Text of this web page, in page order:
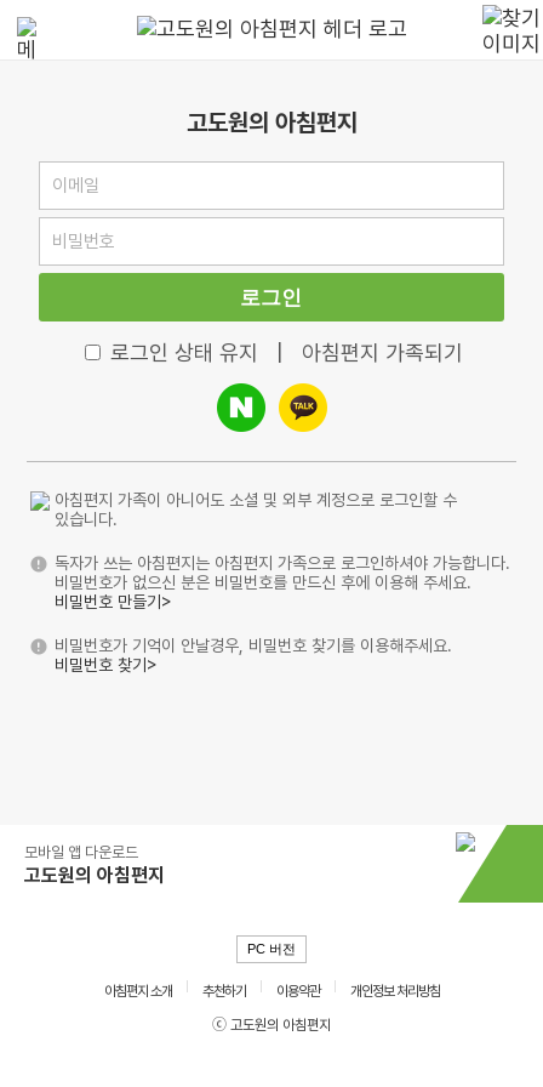
고도원의 아침편지
로그인
로그인 상태 유지 아침편지 가족되기
아침편지 가족이 아니어도 소셜 및 외부 계정으로 로그인할 수
있습니다.
독자가 쓰는 아침편지는 아침편지 가족으로 로그인하셔야 가능합니다.
비밀번호가 없으신 분은 비밀번호를 만드신 후에 이용해 주세요.
비밀번호 만들기>
비밀번호가 기억이 안날경우, 비밀번호 찾기를 이용해주세요.
비밀번호 찾기>
모바일 앱 다운로드
고도원의 아침편지
PC 버전
아침편지 소개 추천하기 이용약관
개인정보 처리방침
ⓒ 고도원의 아침편지